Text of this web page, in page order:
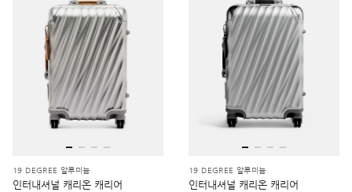
19 DEGREE 알루미늄
인터내셔널 캐리온 캐리어
19 DEGREE 알루미늄
인터내셔널 캐리온 캐리어